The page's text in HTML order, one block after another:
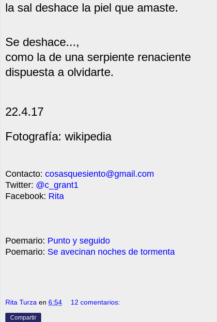
la sal deshace la piel que amaste.
Se deshace...,
como la de una serpiente renaciente
dispuesta a olvidarte.
22.4.17
Fotografía: wikipedia
Contacto: cosasquesiento@gmail.com
Twitter: @c_grant1
Facebook: Rita
Poemario: Punto y seguido
Poemario: Se avecinan noches de tormenta
Rita Turza en 6:54 12 comentarios:
Compartir